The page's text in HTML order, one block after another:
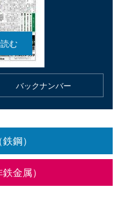
バックナンバー
鋼）
金属）